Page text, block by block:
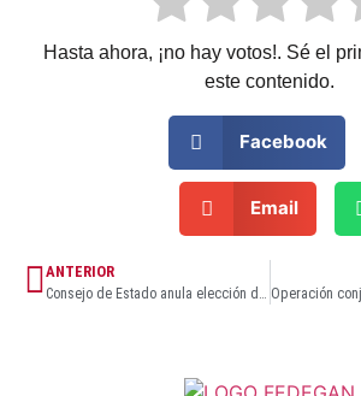
Hasta ahora, ¡no hay votos!. Sé el
este contenido.
Facebook
Email
ANTERIOR
Consejo de Estado anula elección del Gobernador del Magdalena por doble militancia